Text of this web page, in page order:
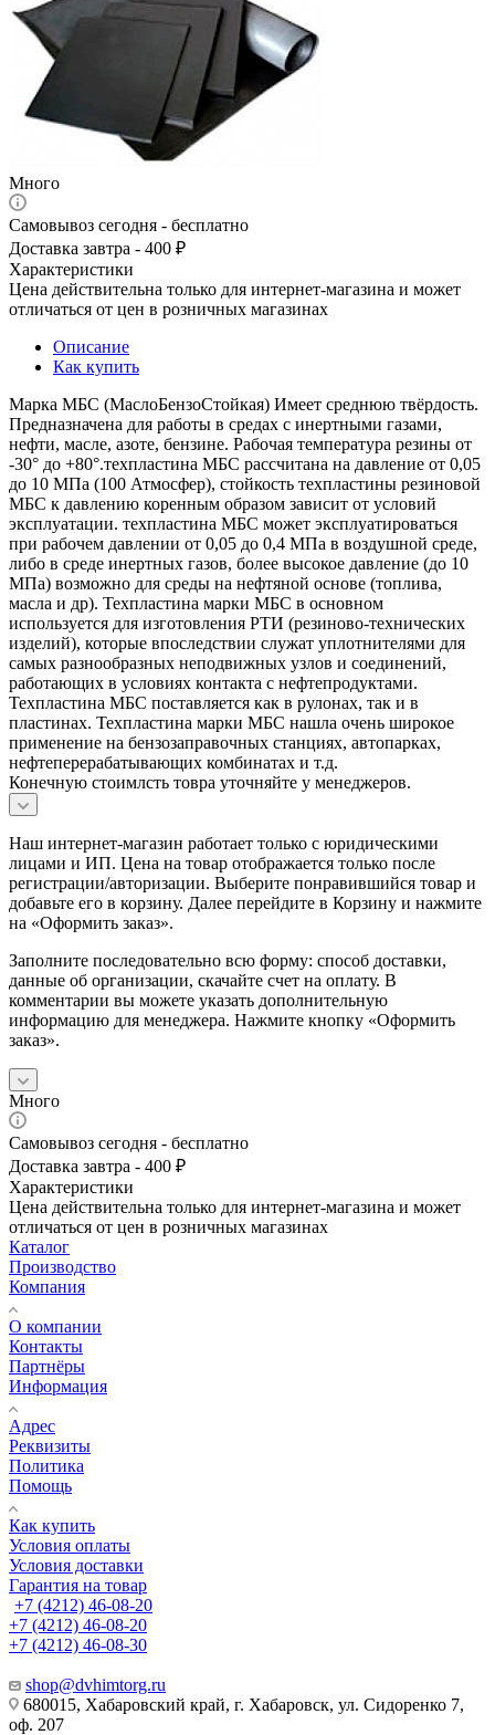
Много
Самовывоз сегодня - бесплатно
Доставка завтра - 400 ₽
Характеристики
Цена действительна только для интернет-магазина и может
отличаться от цен в розничных магазинах
Описание
Как купить
Марка МБС (МаслоБензоСтойкая) Имеет среднюю твёрдость.
Предназначена для работы в средах с инертными газами,
нефти, масле, азоте, бензине. Рабочая температура резины от
-30° до +80°.техпластина МБС рассчитана на давление от 0,05
до 10 МПа (100 Атмосфер), стойкость техпластины резиновой
МБС к давлению коренным образом зависит от условий
эксплуатации. техпластина МБС может эксплуатироваться
при рабочем давлении от 0,05 до 0,4 МПа в воздушной среде,
либо в среде инертных газов, более высокое давление (до 10
МПа) возможно для среды на нефтяной основе (топлива,
масла и др). Техпластина марки МБС в основном
используется для изготовления РТИ (резиново-технических
изделий), которые впоследствии служат уплотнителями для
самых разнообразных неподвижных узлов и соединений,
работающих в условиях контакта с нефтепродуктами.
Техпластина МБС поставляется как в рулонах, так и в
пластинах. Техпластина марки МБС нашла очень широкое
применение на бензозаправочных станциях, автопарках,
нефтеперерабатывающих комбинатах и т.д.
Конечную стоимлсть товра уточняйте у менеджеров.
Наш интернет-магазин работает только с юридическими
лицами и ИП. Цена на товар отображается только после
регистрации/авторизации. Выберите понравившийся товар и
добавьте его в корзину. Далее перейдите в Корзину и нажмите
на «Оформить заказ».
Заполните последовательно всю форму: способ доставки,
данные об организации, скачайте счет на оплату. В
комментарии вы можете указать дополнительную
информацию для менеджера. Нажмите кнопку «Оформить
заказ».
Много
Самовывоз сегодня - бесплатно
Доставка завтра - 400 ₽
Характеристики
Цена действительна только для интернет-магазина и может
отличаться от цен в розничных магазинах
Каталог
Производство
Компания
О компании
Контакты
Партнёры
Информация
Адрес
Реквизиты
Политика
Помощь
Как купить
Условия оплаты
Условия доставки
Гарантия на товар
+7 (4212) 46-08-20
+7 (4212) 46-08-20
+7 (4212) 46-08-30
shop@dvhimtorg.ru
680015, Хабаровский край, г. Хабаровск, ул. Сидоренко 7,
оф. 207